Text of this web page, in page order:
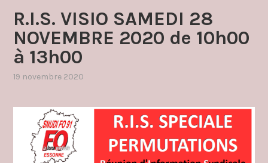
R.I.S. VISIO SAMEDI 28
NOVEMBRE 2020 de 10h00
à 13h00
19 novembre 2020
communique
mouvement